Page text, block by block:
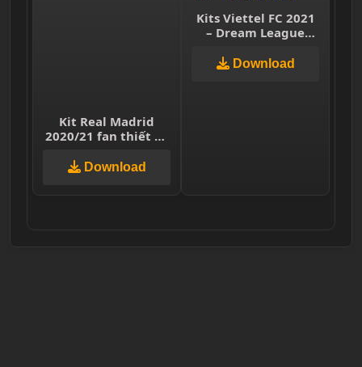
Kit Real Madrid
2020/21 fan thiết kế
Download
Kits Viettel FC 2021
– Dream League
Download